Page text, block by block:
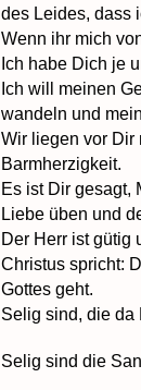
des Leides, dass
Wenn ihr mich
Ich habe Dich je
Ich will meinen
wandeln und
Wir liegen vor Dir
Barmherzigkeit.
Es ist Dir gesagt,
Liebe üben und
Der Herr ist gütig
Christus spricht:
Gottes geht.
Selig sind, die da
Selig sind die